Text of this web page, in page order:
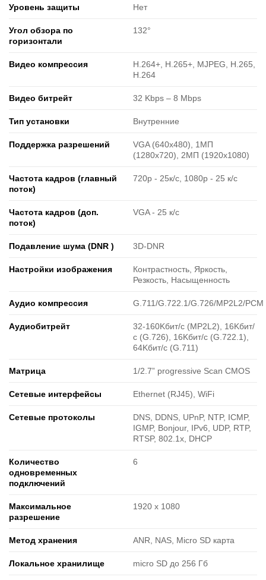
Уровень защиты Нет
Угол обзора по
горизонтали
132°
Видео компрессия
H.264+, H.265+, MJPEG, H.265,
H.264
Видео битрейт 32 Kbps – 8 Mbps
Тип установки Внутренние
Поддержка разрешений
VGA (640x480), 1МП
(1280x720), 2МП (1920х1080)
Частота кадров (главный
поток)
720р - 25к/с, 1080р - 25 к/с
Частота кадров (доп.
поток)
VGA - 25 к/с
Подавление шума (DNR ) 3D-DNR
Настройки изображения
Контрастность, Яркость,
Резкость, Насыщенность
Аудио компрессия G.711/G.722.1/G.726/MP2L2/PCM
Аудиобитрейт
32-160Kбит/с (MP2L2), 16Kбит/
с (G.726), 16Kбит/с (G.722.1),
64Kбит/с (G.711)
Матрица 1/2.7” progressive Scan CMOS
Сетевые интерфейсы Ethernet (RJ45), WiFi
Сетевые протоколы
DNS, DDNS, UPnP, NTP, ICMP,
IGMP, Bonjour, IPv6, UDP, RTP,
RTSP, 802.1x, DHCP
Количество
одновременных
подключений
6
Максимальное
разрешение
1920 х 1080
Метод хранения ANR, NAS, Micro SD карта
Локальное хранилище micro SD до 256 Гб